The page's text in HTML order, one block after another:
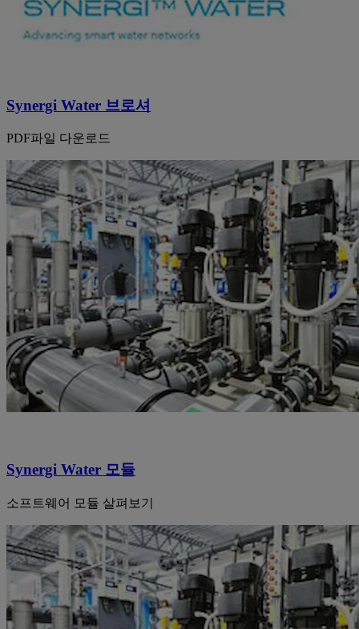
Synergi Water 브로셔
PDF파일 다운로드
Synergi Water 모듈
소프트웨어 모듈 살펴보기